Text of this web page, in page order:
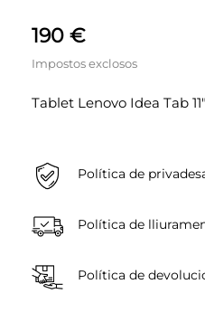
190 €
Impostos exclosos
Tablet Lenovo Idea Tab
Política de
Política de
Política de